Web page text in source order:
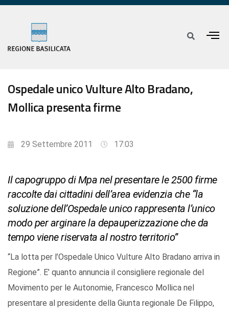
Ospedale unico Vulture Alto Bradano,
Mollica presenta firme
29 Settembre 2011 17:03
Il capogruppo di Mpa nel presentare le 2500 firme
raccolte dai cittadini dell’area evidenzia che “la
soluzione dell’Ospedale unico rappresenta l’unico
modo per arginare la depauperizzazione che da
tempo viene riservata al nostro territorio”
“La lotta per l’Ospedale Unico Vulture Alto Bradano arriva in
Regione”. E’ quanto annuncia il consigliere regionale del
Movimento per le Autonomie, Francesco Mollica nel
presentare al presidente della Giunta regionale De Filippo,